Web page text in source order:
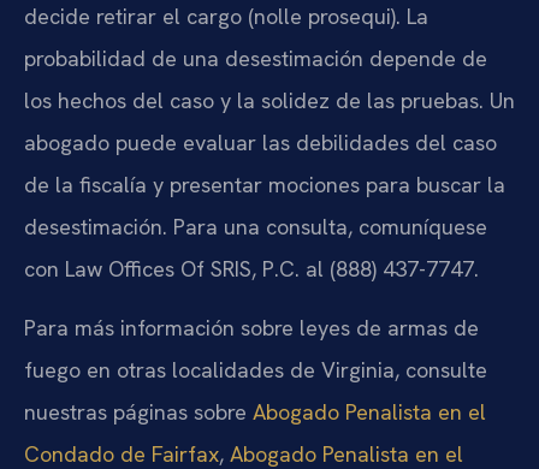
decide retirar el cargo (nolle prosequi). La
probabilidad de una desestimación depende de
los hechos del caso y la solidez de las pruebas. Un
abogado puede evaluar las debilidades del caso
de la fiscalía y presentar mociones para buscar la
desestimación. Para una consulta, comuníquese
con Law Offices Of SRIS, P.C. al (888) 437-7747.
Para más información sobre leyes de armas de
fuego en otras localidades de Virginia, consulte
nuestras páginas sobre Abogado Penalista en el
Condado de Fairfax, Abogado Penalista en el